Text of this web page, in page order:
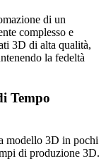
di un
complesso e
3D di alta qualità,
la fedeltà
Tempo
modello 3D in pochi
di produzione 3D.